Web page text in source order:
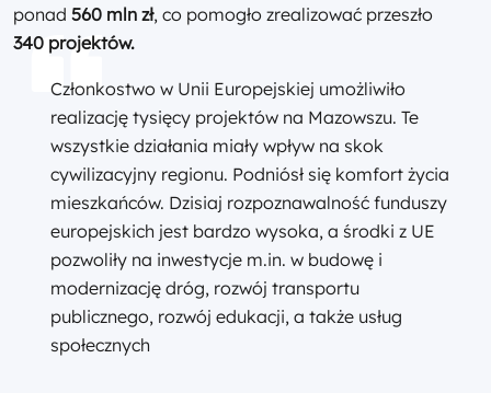
ponad 560 mln zł, co pomogło zrealizować przeszło
340 projektów.
Członkostwo w Unii Europejskiej umożliwiło
realizację tysięcy projektów na Mazowszu. Te
wszystkie działania miały wpływ na skok
cywilizacyjny regionu. Podniósł się komfort życia
mieszkańców. Dzisiaj rozpoznawalność funduszy
europejskich jest bardzo wysoka, a środki z UE
pozwoliły na inwestycje m.in. w budowę i
modernizację dróg, rozwój transportu
publicznego, rozwój edukacji, a także usług
społecznych